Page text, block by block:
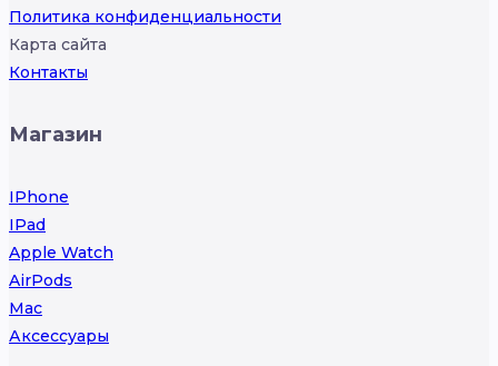
Политика конфиденциальности
Карта сайта
Контакты
Магазин
IPhone
IPad
Apple Watch
AirPods
Mac
Аксессуары